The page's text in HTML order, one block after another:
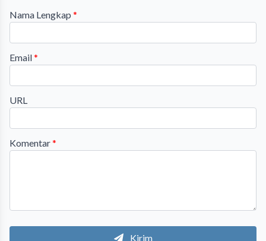
Nama Lengkap *
Email*
URL
Komentar*
Kirim